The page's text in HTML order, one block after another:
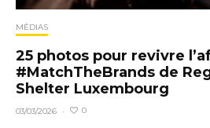
MÉDIAS
25 photos pour revivre
#MatchTheBrands de
Shelter Luxembourg
03/03/2026 · 0